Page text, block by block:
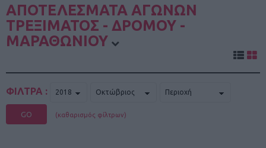
ΑΠΟΤΕΛΕΣΜΑΤΑ ΑΓΩΝΩΝ
ΤΡΕΞΙΜΑΤΟΣ - ΔΡΟΜΟΥ -
ΜΑΡΑΘΩΝΙΟΥ
ΦΙΛΤΡΑ :
GO (καθαρισμός φίλτρων)